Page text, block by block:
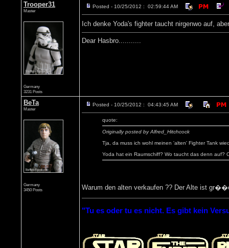
Trooper31
Master
Germany
3231 Posts
Posted - 10/25/2012 : 02:59:44 AM
Ich denke Yoda's fighter taucht nirgenwo auf,
Dear Hasbro...........
BeTa
Master
Germany
3450 Posts
Posted - 10/25/2012 : 04:43:45 AM
quote:
Originally posted by Alfred_Hitchcock
Tja, da muss ich wohl meinen 'alten' Fighter Tank
Yoda hat ein Raumschiff? Wo taucht das denn auf?
Warum den alten verkaufen ?? Der Alte ist
"Tu es oder tu es nicht. Es gibt kein